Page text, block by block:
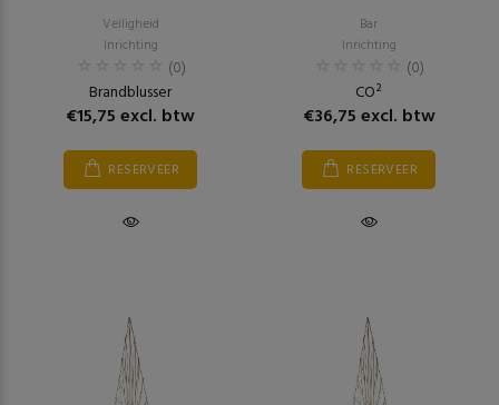
Veiligheid
Inrichting
(0)
Brandblusser
€15,75 excl. btw
RESERVEER
Bar
Inrichting
(0)
CO²
€36,75 excl. btw
RESERVEER